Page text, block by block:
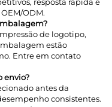
ODM.
de logotipo,
estão
Entre em contato
envio?
antes da
consistentes.